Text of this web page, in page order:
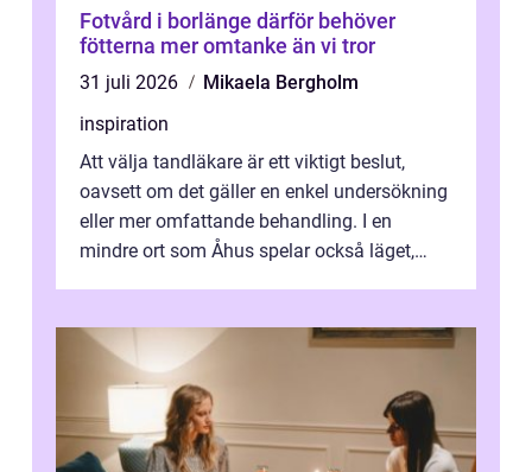
Fotvård i borlänge därför behöver
fötterna mer omtanke än vi tror
31 juli 2026
Mikaela Bergholm
inspiration
Att välja tandläkare är ett viktigt beslut,
oavsett om det gäller en enkel undersökning
eller mer omfattande behandling. I en
mindre ort som Åhus spelar också läget,